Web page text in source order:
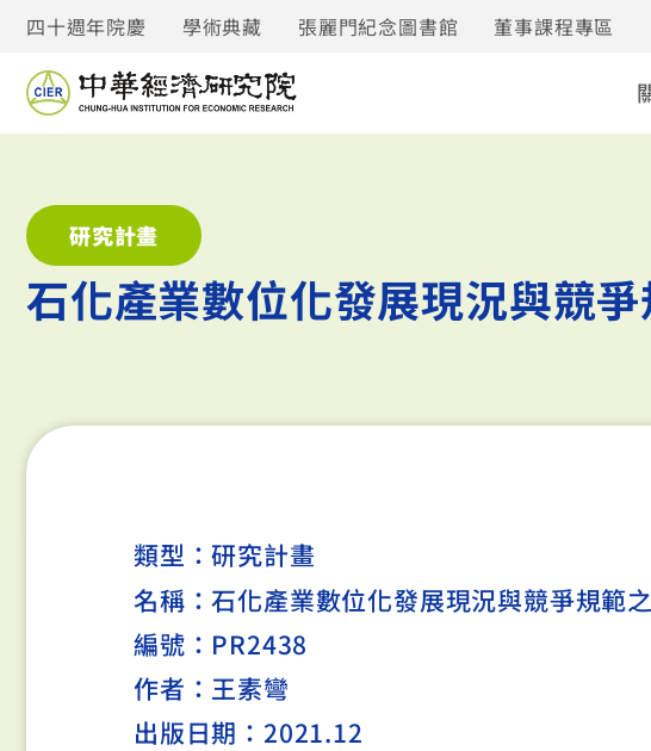
四十週年院慶 學術典藏 張麗門紀念圖書館 董事課程專區
研究計畫
石化產業數位化發展現況與競
類型：研究計畫
名稱：石化產業數位化發展現況與競爭規範
編號：PR2438
作者：王素彎
出版日期：2021.12